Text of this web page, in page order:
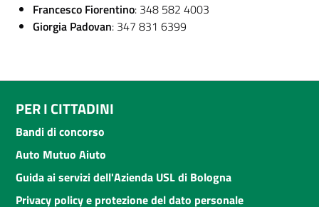
Francesco Fiorentino: 348 582 4003
Giorgia Padovan: 347 831 6399
PER I CITTADINI
Bandi di concorso
Auto Mutuo Aiuto
Guida ai servizi dell'Azienda USL di Bologna
Privacy policy e protezione del dato personale